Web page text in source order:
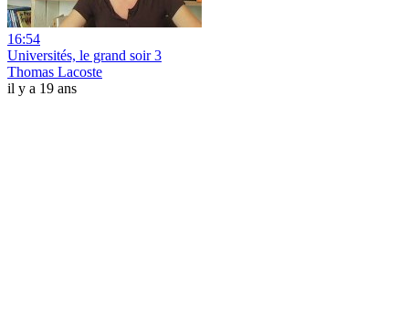
16:54
Universités, le grand soir 3
Thomas Lacoste
il y a 19 ans